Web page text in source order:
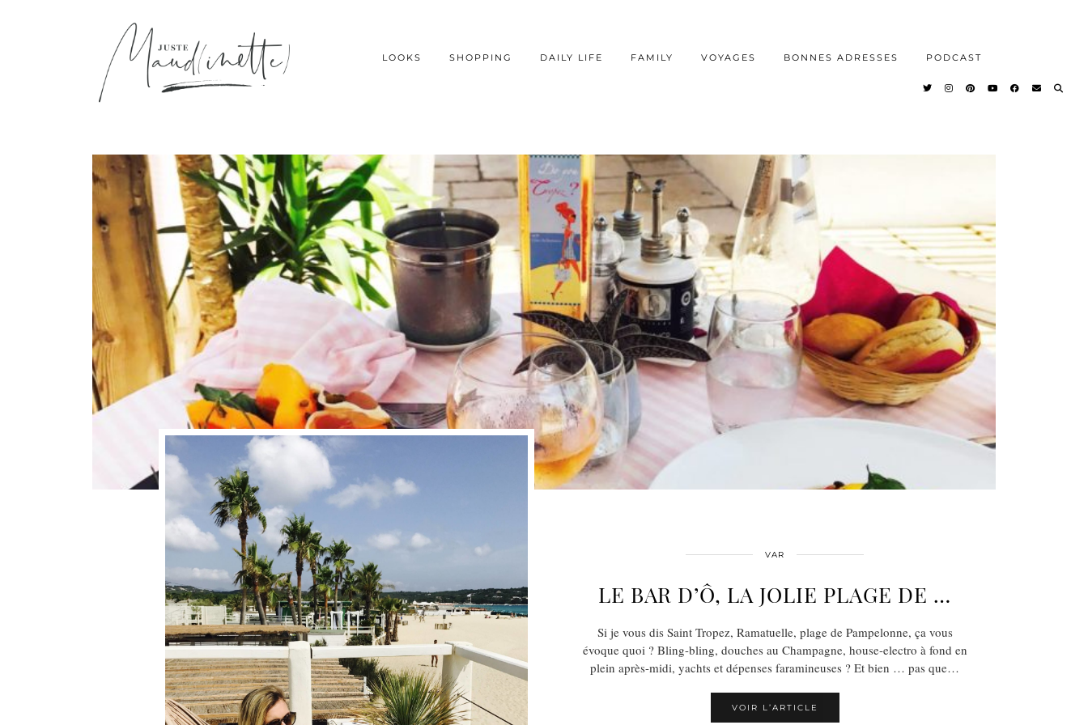
LOOKS SHOPPING DAILY LIFE FAMILY VOYAGES BONNES ADRESSES PODCAST
VAR
LE BAR D’Ô, LA JOLIE PLAGE DE …
Si je vous dis Saint Tropez, Ramatuelle, plage de Pampelonne, ça vous
évoque quoi ? Bling-bling, douches au Champagne, house-electro à fond en
plein après-midi, yachts et dépenses faramineuses ? Et bien … pas que…
VOIR L’ARTICLE